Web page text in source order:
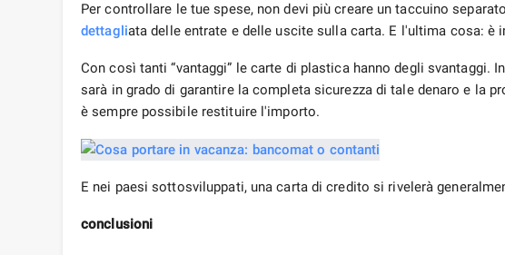
Per controllare le tue spese, non devi più creare un taccuino
dettagliata delle entrate e delle uscite sulla carta. E l'ultima cosa:
Con così tanti “vantaggi” le carte di plastica hanno degli svantaggi.
sarà in grado di garantire la completa sicurezza di tale denaro e la
è sempre possibile restituire l'importo.
E nei paesi sottosviluppati, una carta di credito si rivelerà
conclusioni